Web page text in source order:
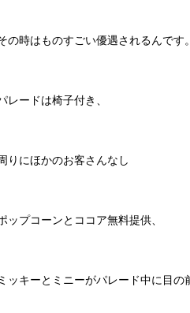
の時はものすごい優遇されるんです。
レードは椅子付き、
りにほかのお客さんなし
ップコーンとココア無料提供、
ミッキーとミニーがパレード中に目の